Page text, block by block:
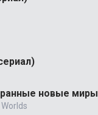
новые миры